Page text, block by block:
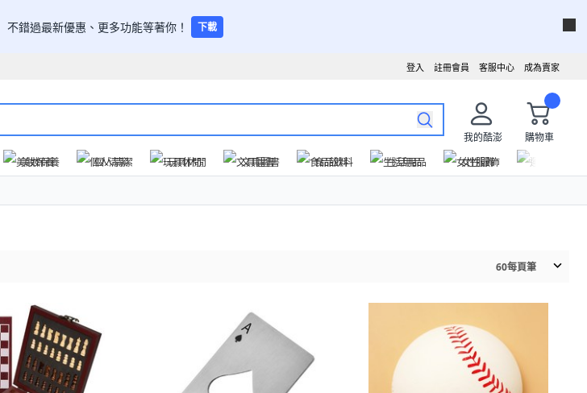
不錯過最新優惠、更多功能等著你！ 下載
成為賣家
客服中心
註冊會員
登入
我的酷澎
購物車
美妝保養 個人清潔 玩具休閒 文具圖書 食品飲料 生活用品 女性服飾
60每頁筆